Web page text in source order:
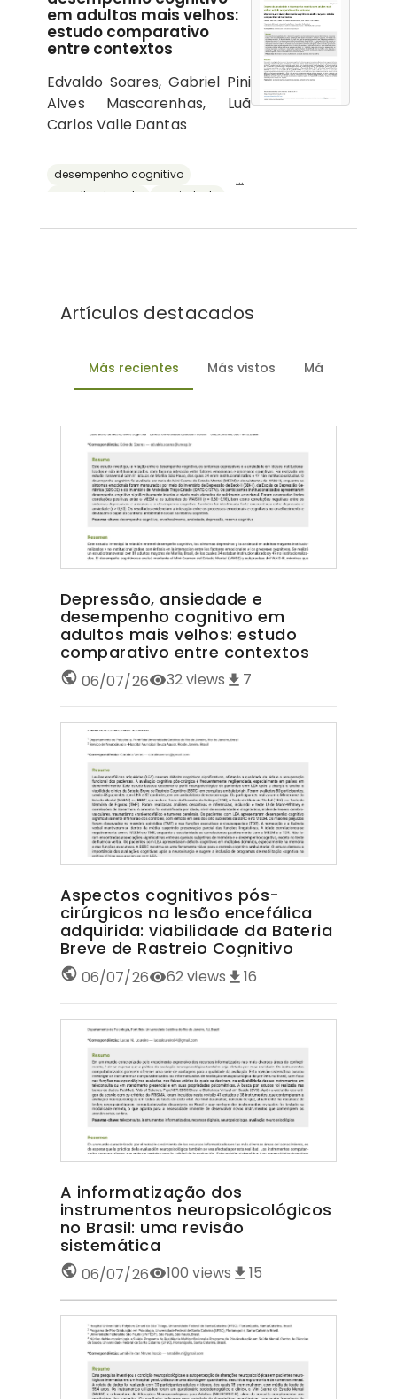
em adultos mais velhos:
estudo comparativo
entre contextos
Edvaldo Soares, Gabriel Pini
Alves Mascarenhas, Luã
Carlos Valle Dantas
desempenho cognitivo
envelhecimento
ansiedade
...
Artículos destacados
Más recientes Más vistos Más
Depressão, ansiedade e
desempenho cognitivo em
adultos mais velhos: estudo
comparativo entre contextos
06/07/26 32views 7
Aspectos cognitivos pós-
cirúrgicos na lesão encefálica
adquirida: viabilidade da Bateria
Breve de Rastreio Cognitivo
06/07/26 62views 16
A informatização dos
instrumentos neuropsicológicos
no Brasil: uma revisão
sistemática
06/07/26 100 views 15